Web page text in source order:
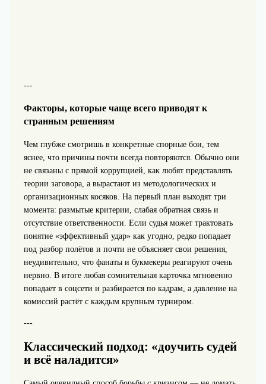
---
Факторы, которые чаще всего приводят к
странным решениям
Чем глубже смотришь в конкретные спорные бои, тем
яснее, что причины почти всегда повторяются. Обычно они
не связаны с прямой коррупцией, как любят представлять
теории заговора, а вырастают из методологических и
организационных косяков. На первый план выходят три
момента: размытые критерии, слабая обратная связь и
отсутствие ответственности. Если судья может трактовать
понятие «эффективный удар» как угодно, редко попадает
под разбор полётов и почти не объясняет свои решения,
неудивительно, что фанаты и букмекеры реагируют очень
нервно. В итоге любая сомнительная карточка мгновенно
попадает в соцсети и разбирается по кадрам, а давление на
комиссий растёт с каждым крупным турниром.
---
Классический подход: «доучить судей
и всё наладится»